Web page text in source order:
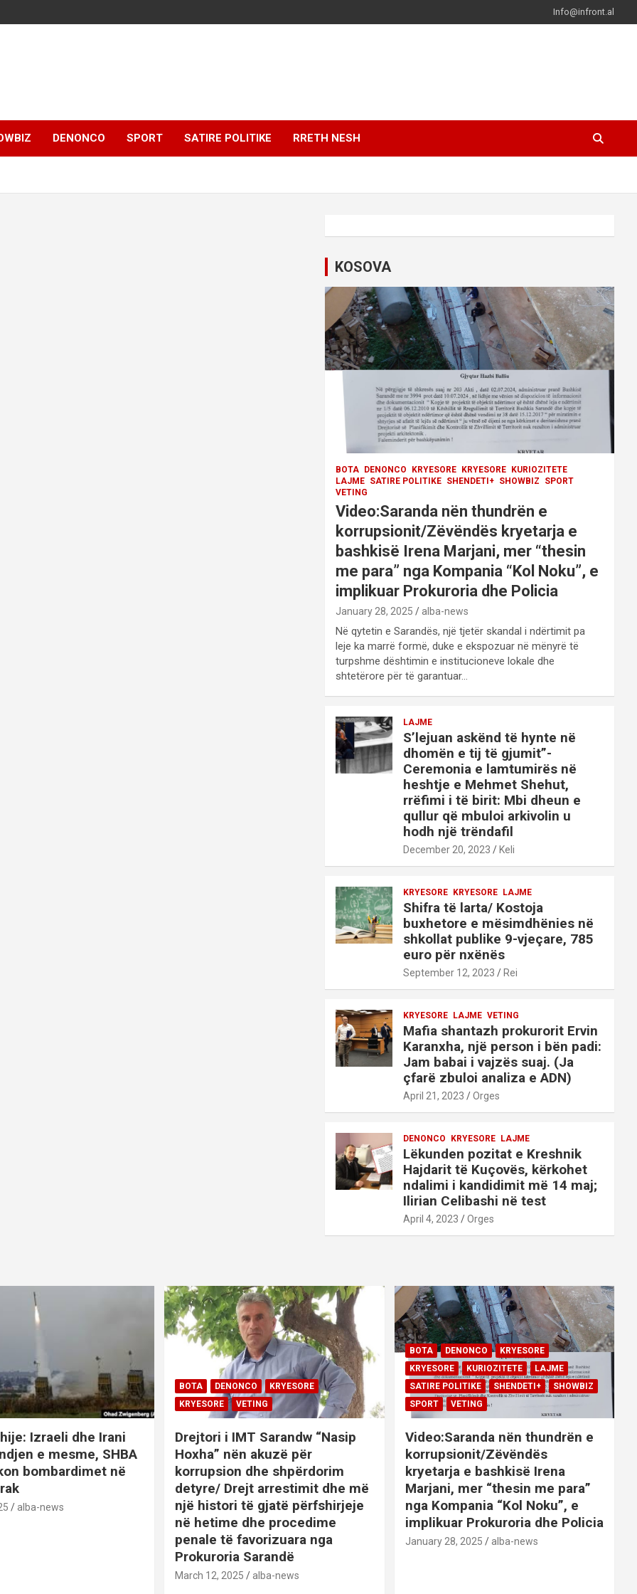
Info@infront.al
DENONCO SPORT SATIRE POLITIKE RRETH NESH
KOSOVA
BOTA DENONCO KRYESORE KRYESORE
KURIOZITETE
LAJME SATIRE POLITIKE SHENDETI+ SHOWBIZ
SPORT
VETING
Video:Saranda nën thundrën e
korrupsionit/Zëvëndës kryetarja e
bashkisë Irena Marjani, mer “thesin
me para” nga Kompania “Kol Noku”, e
implikuar Prokuroria dhe Policia
January 28, 2025 alba-news
Në qytetin e Sarandës, një tjetër skandal i ndërtimit pa
leje ka marrë formë, duke e ekspozuar në mënyrë të
turpshme dështimin e institucioneve lokale dhe
shtetërore për të garantuar…
LAJME
S’lejuan askënd të hynte në
dhomën e tij të gjumit”-
Ceremonia e lamtumirës në
heshtje e Mehmet Shehut,
rrëfimi i të birit: Mbi dheun e
qullur që mbuloi arkivolin u
hodh një trëndafil
December 20, 2023 Keli
KRYESORE KRYESORE LAJME
Shifra të larta/ Kostoja
buxhetore e mësimdhënies në
shkollat publike 9-vjeçare, 785
euro për nxënës
September 12, 2023 Rei
KRYESORE LAJME VETING
Mafia shantazh prokurorit Ervin
Karanxha, një person i bën padi:
Jam babai i vajzës suaj. (Ja
çfarë zbuloi analiza e ADN)
April 21, 2023 Orges
DENONCO KRYESORE LAJME
Lëkunden pozitat e Kreshnik
Hajdarit të Kuçovës, kërkohet
ndalimi i kandidimit më 14 maj;
Ilirian Celibashi në test
April 4, 2023 Orges
Izraeli dhe Irani
e mesme, SHBA
bombardimet në
alba-news
BOTA DENONCO
KRYESORE
KRYESORE
VETING
Drejtori i IMT Sarandw “Nasip
Hoxha” nën akuzë për
korrupsion dhe shpërdorim
detyre/ Drejt arrestimit dhe më
një histori të gjatë përfshirjeje
në hetime dhe procedime
penale të favorizuara nga
Prokuroria Sarandë
March 12, 2025 alba-news
BOTA DENONCO
KRYESORE
KRYESORE
KURIOZITETE
LAJME
SATIRE POLITIKE
SHENDETI+
SHOWBIZ
SPORT
VETING
Video:Saranda nën thundrën e
korrupsionit/Zëvëndës
kryetarja e bashkisë Irena
Marjani, mer “thesin me para”
nga Kompania “Kol Noku”, e
implikuar Prokuroria dhe Policia
January 28, 2025 alba-news
BOTA DENONCO
KRYESORE